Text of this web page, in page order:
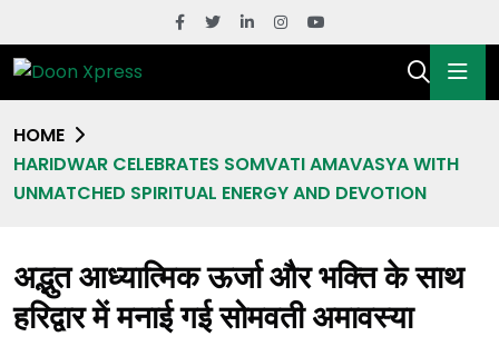
HOME
HARIDWAR CELEBRATES SOMVATI AMAVASYA WITH
UNMATCHED SPIRITUAL ENERGY AND DEVOTION
अद्भुत आध्यात्मिक ऊर्जा और भक्ति के साथ
हरिद्वार में मनाई गई सोमवती अमावस्या